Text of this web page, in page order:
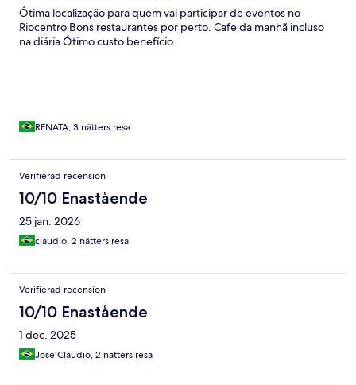
Ótima localização para quem vai participar de eventos no
Riocentro Bons restaurantes por perto. Cafe da manhã incluso
na diária Ótimo custo benefício
RENATA, 3 nätters resa
Verifierad recension
10/10 Enastående
25 jan. 2026
claudio, 2 nätters resa
Verifierad recension
10/10 Enastående
1 dec. 2025
José Cláudio, 2 nätters resa